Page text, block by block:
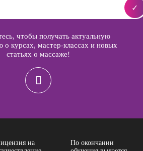
чтобы получать актуальную
курсах, мастер-классах и новых
статьях о массаже!
на
По окончании